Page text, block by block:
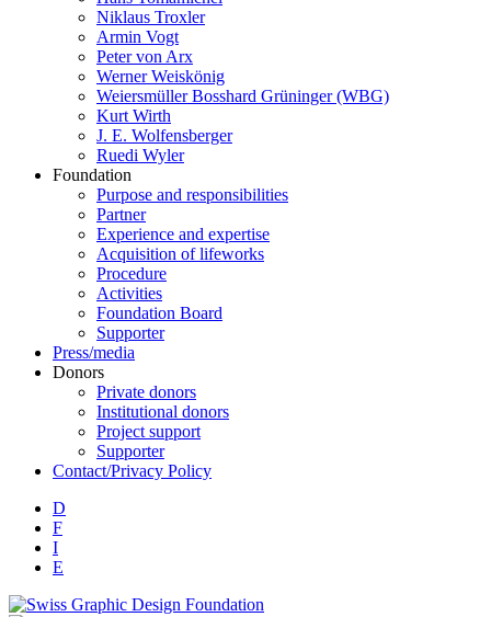
Niklaus Troxler
Armin Vogt
Peter von Arx
Werner Weiskönig
Weiersmüller Bosshard Grüninger (WBG)
Kurt Wirth
J. E. Wolfensberger
Ruedi Wyler
Foundation
Purpose and responsibilities
Partner
Experience and expertise
Acquisition of lifeworks
Procedure
Activities
Foundation Board
Supporter
Press/media
Donors
Private donors
Institutional donors
Project support
Supporter
Contact/Privacy Policy
D
F
I
E